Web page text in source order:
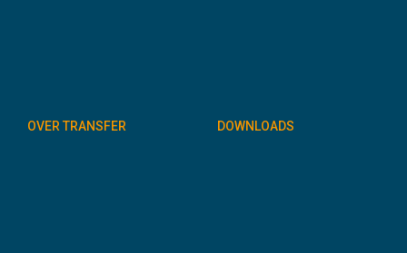
OVER TRANSFER DOWNLOADS